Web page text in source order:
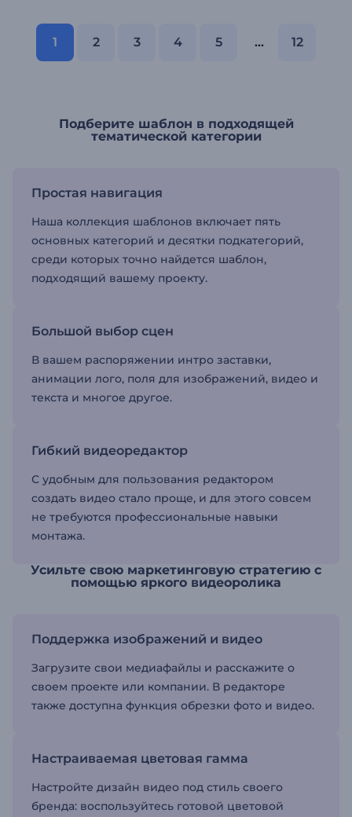
1 2 3 4 5 ... 12
Подберите шаблон в подходящей
тематической категории
Простая навигация
Наша коллекция шаблонов включает пять
основных категорий и десятки подкатегорий,
среди которых точно найдется шаблон,
подходящий вашему проекту.
Большой выбор сцен
В вашем распоряжении интро заставки,
анимации лого, поля для изображений, видео и
текста и многое другое.
Гибкий видеоредактор
С удобным для пользования редактором
создать видео стало проще, и для этого совсем
не требуются профессиональные навыки
монтажа.
Усильте свою маркетинговую стратегию с
помощью яркого видеоролика
Поддержка изображений и видео
Загрузите свои медиафайлы и расскажите о
своем проекте или компании. В редакторе
также доступна функция обрезки фото и видео.
Настраиваемая цветовая гамма
Настройте дизайн видео под стиль своего
бренда: воспользуйтесь готовой цветовой